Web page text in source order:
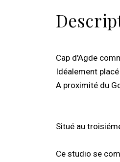
Cap d'Agde
Idéalement
A proximité du
Situé au
Ce studio se